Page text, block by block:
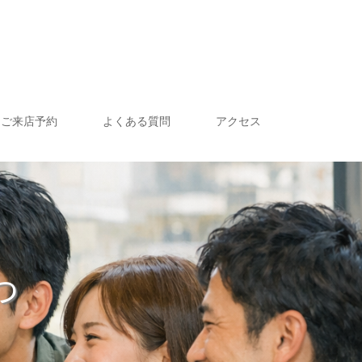
ご来店予約 よくある質問 アクセス